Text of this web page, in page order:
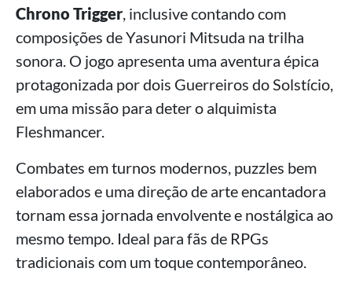
Chrono Trigger , inclusive contando com
composições de Yasunori Mitsuda na trilha
sonora. O jogo apresenta uma aventura épica
protagonizada por dois Guerreiros do Solstício,
em uma missão para deter o alquimista
Fleshmancer.
Combates em turnos modernos, puzzles bem
elaborados e uma direção de arte encantadora
tornam essa jornada envolvente e nostálgica ao
mesmo tempo. Ideal para fãs de RPGs
tradicionais com um toque contemporâneo.